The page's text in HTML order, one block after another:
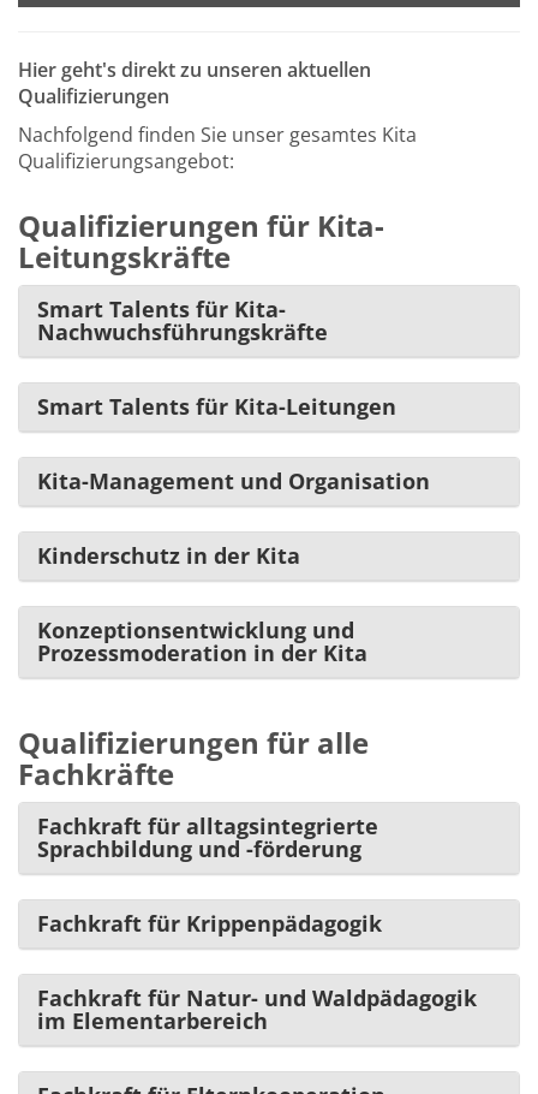
Hier geht's direkt zu unseren aktuellen
Qualifizierungen
Nachfolgend finden Sie unser gesamtes Kita
Qualifizierungsangebot:
Qualifizierungen für Kita-
Leitungskräfte
Smart Talents für Kita-
Nachwuchsführungskräfte
Smart Talents für Kita-Leitungen
Kita-Management und Organisation
Kinderschutz in der Kita
Konzeptionsentwicklung und
Prozessmoderation in der Kita
Qualifizierungen für alle
Fachkräfte
Fachkraft für alltagsintegrierte
Sprachbildung und -förderung
Fachkraft für Krippenpädagogik
Fachkraft für Natur- und Waldpädagogik
im Elementarbereich